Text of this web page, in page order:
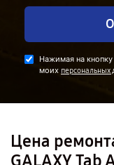
Нажимая на
моих персональных
Цена
GALAXY Tab